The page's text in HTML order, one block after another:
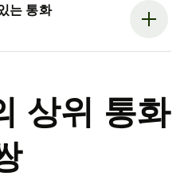
는 통화
상위 통화